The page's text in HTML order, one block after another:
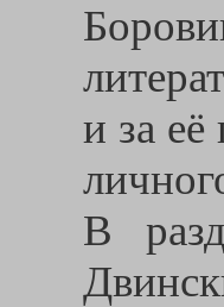
и за её
В